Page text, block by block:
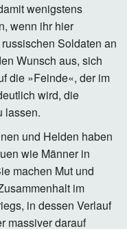
wenigstens
wenn ihr hier
Soldaten an
Wunsch aus, sich
die »Feinde«, der im
wird, die
lassen.
und Helden haben
wie Männer in
machen Mut und
im
in dessen Verlauf
massiver darauf